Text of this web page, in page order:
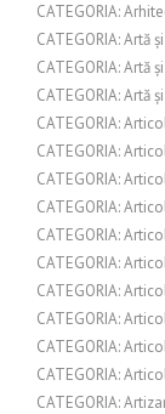
CATEGORIA:
CATEGORIA: Artă
CATEGORIA: Artă
CATEGORIA: Artă
CATEGORIA:
CATEGORIA:
CATEGORIA:
CATEGORIA:
CATEGORIA:
CATEGORIA:
CATEGORIA:
CATEGORIA:
CATEGORIA:
CATEGORIA:
CATEGORIA: